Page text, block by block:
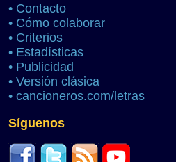
• Contacto
• Cómo colaborar
• Criterios
• Estadísticas
• Publicidad
• Versión clásica
• cancioneros.com/letras
Síguenos